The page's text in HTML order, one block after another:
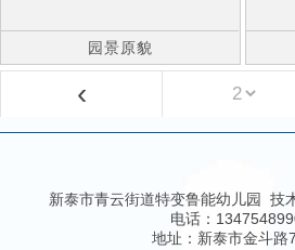
园景原貌
‹
新泰市青云街道特变鲁能幼儿园 技
电话：
地址：新泰市金斗路